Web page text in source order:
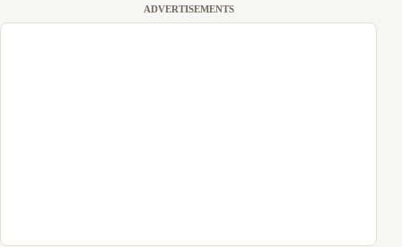
ADVERTISEMENTS